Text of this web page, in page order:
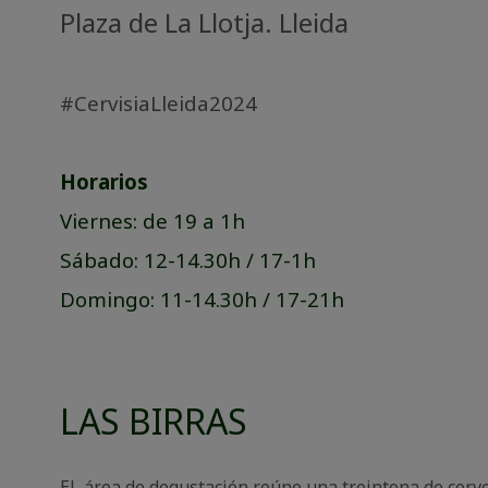
Plaza de La Llotja. Lleida
#CervisiaLleida2024
Horarios
Viernes: de 19 a 1h
Sábado: 12-14.30h / 17-1h
Domingo: 11-14.30h / 17-21h
LAS BIRRAS